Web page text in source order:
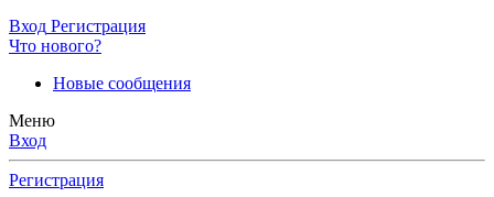
Вход Регистрация
Что нового?
Новые сообщения
Меню
Вход
Регистрация